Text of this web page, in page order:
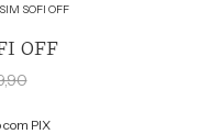
SOFI OFF
OFF
PIX